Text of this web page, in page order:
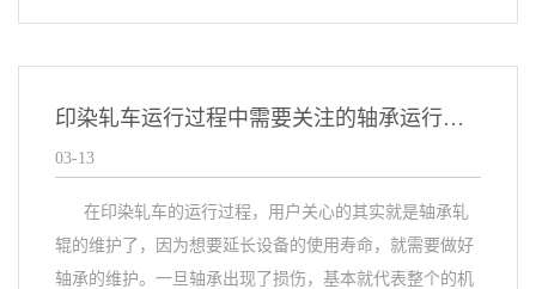
印染轧车运行过程中需要关注的轴承运行细节
03-13
在印染轧车的运行过程，用户关心的其实就是轴承轧
辊的维护了，因为想要延长设备的使用寿命，就需要做好
轴承的维护。一旦轴承出现了损伤，基本就代表整个的机